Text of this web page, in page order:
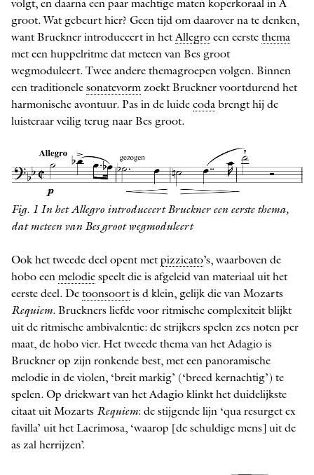
volgt, en daarna een paar machtige maten koperkoraal in A
groot. Wat gebeurt hier? Geen tijd om daarover na te denken,
want Bruckner introduceert in hetAllegro een eerste thema
met een huppelritme dat meteen van Bes groot
wegmoduleert. Twee andere themagroepen volgen. Binnen
een traditionele sonatevorm zoekt Bruckner voortdurend het
harmonische avontuur. Pas in de luide coda brengt hij de
luisteraar veilig terug naar Bes groot.
Fig. 1 In het Allegro introduceert Bruckner een eerste thema,
dat meteen van Bes groot wegmoduleert
Ook het tweede deel opent metpizzicato’s, waarboven de
hobo een melodie speelt die is afgeleid van materiaal uit het
eerste deel. De toonsoortis d klein, gelijk die van Mozarts
Requiem. Bruckners liefde voor ritmische complexiteit blijkt
uit de ritmische ambivalentie: de strijkers spelen zes noten per
maat, de hobo vier. Het tweede thema van het Adagio is
Bruckner op zijn ronkende best, met een panoramische
melodie in de violen, ‘breit markig’ (‘breed kernachtig’) te
spelen. Op driekwart van het Adagio klinkt het duidelijkste
citaat uit Mozarts Requiem: de stijgende lijn ‘qua resurget ex
favilla’ uit het Lacrimosa, ‘waarop [de schuldige mens] uit de
as zal herrijzen’.